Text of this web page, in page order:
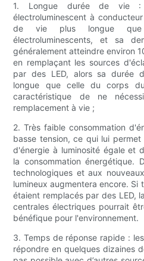
1. Longue durée de vie
électroluminescent à
de vie plus longue que
électroluminescents, et sa
généralement atteindre environ
en remplaçant les sources
par des LED, alors sa durée
longue que celle du corps
caractéristique de ne
remplacement à vie ;
2. Très faible consommation
basse tension, ce qui lui
d'énergie à luminosité égale et
la consommation énergétique.
technologiques et aux
lumineux augmentera encore. Si
étaient remplacés par des LED,
centrales électriques pourrait
bénéfique pour l'environnement.
3. Temps de réponse rapide :
répondre en quelques dizaines